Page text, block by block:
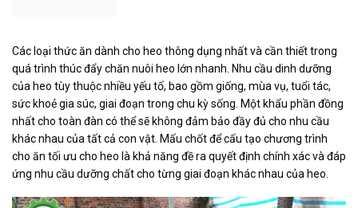
Các loại thức ăn dành cho heo thông dụng nhất và cần thiết trong
quá trình thúc đẩy chăn nuôi heo lớn nhanh. Nhu cầu dinh dưỡng
của heo tùy thuộc nhiều yếu tố, bao gồm giống, mùa vụ, tuổi tác,
sức khoẻ gia súc, giai đoạn trong chu kỳ sống. Một khẩu phần đồng
nhất cho toàn đàn có thể sẽ không đảm bảo đầy đủ cho nhu cầu
khác nhau của tất cả con vật. Mấu chốt để cấu tạo chương trình
cho ăn tối ưu cho heo là khả năng đề ra quyết định chính xác và đáp
ứng nhu cầu dưỡng chất cho từng giai đoạn khác nhau của heo.